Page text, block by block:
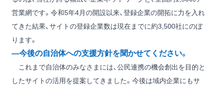
営業網です。令和5年4月の開設以来、登録企業の開拓に力を入れ
てきた結果、サイトの登録企業数は現在までに約3,500社にのぼ
ります。
―今後の自治体への支援方針を聞かせてください。
これまで自治体のみなさまには、公民連携の機会創出を目的と
したサイトの活用を提案してきました。今後は域内企業にもサ